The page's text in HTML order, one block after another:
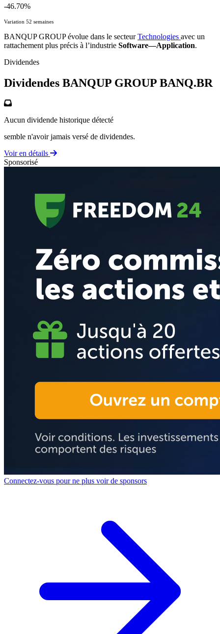
-46.70%
Variation 52 semaines
BANQUP GROUP évolue dans le secteurTechnologies avec un
rattachement plus précis à l’industrie Software—Application.
Dividendes
Dividendes BANQUP GROUP BANQ.BR
Aucun dividende historique détecté
semble n'avoir jamais versé de dividendes.
Voir en détails
Sponsorisé
Connectez-vous pour ne plus voir de sponsors